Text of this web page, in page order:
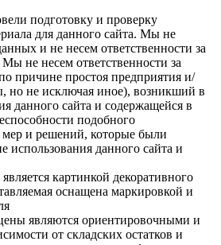
подготовку и проверку
для данного сайта. Мы не
и не несем ответственности за
не несем ответственности за
причине простоя предприятия и/
но не исключая иное), возникший в
данного сайта и содержащейся в
подобного
мер и решений, которые были
использования данного сайта и
картинкой декоративного
оснащена маркировкой и
являются ориентировочными и
от складских остатков и